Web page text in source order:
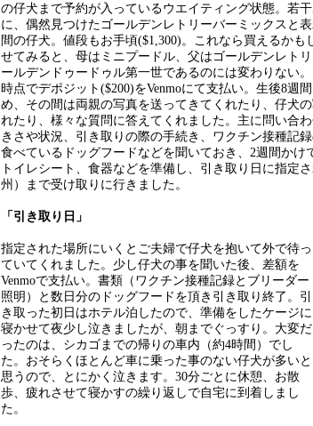
の仔犬まで予約が入っているウエイティング状態。若
に、偶然見つけたゴールデンレトリーバーミックスと
間の仔犬。値段もお手頃($1,300)。これなら買えるかも
せてみると、母はミニプードル、父はゴールデンレト
ールデンドゥードゥル第一世であるのには変わりない
時点でデポジット($200)をVenmoにて支払い。生後8週
め、その間は両親の写真を送ってきてくれたり、仔犬
れたり、様々な質問に答えてくれました。主に問い合
きさや状況、引き取りの際の手続き、ワクチン接種記録
食べているドッグフードなどを聞いておき、2週間かけ
トイレシート、食器などを準備し、引き取り日に指定
州）まで受け取りに行きました。
「引き取り日」
指定された場所にいくとご夫婦で仔犬を抱いて外で待っ
ていてくれました。少し仔犬の事を聞いた後、差額を
Venmoで支払い。書類（ワクチン接種記録とブリーダー
照明）と数日分のドッグフードを頂き引き取り終了。引
き取った初日はホテル泊したので、準備をしたケージに
寝かせて夜少し泣きましたが、朝までぐっすり。大変だ
ったのは、シカゴまでの帰りの車内（約4時間）でし
た。おそらくほとんど車に乗った事のない仔犬が多いと
思うので、とにかく泣きます。30分ごとに休憩、お散
歩、疲れさせて寝かすの繰り返しで自宅に到着しまし
た。